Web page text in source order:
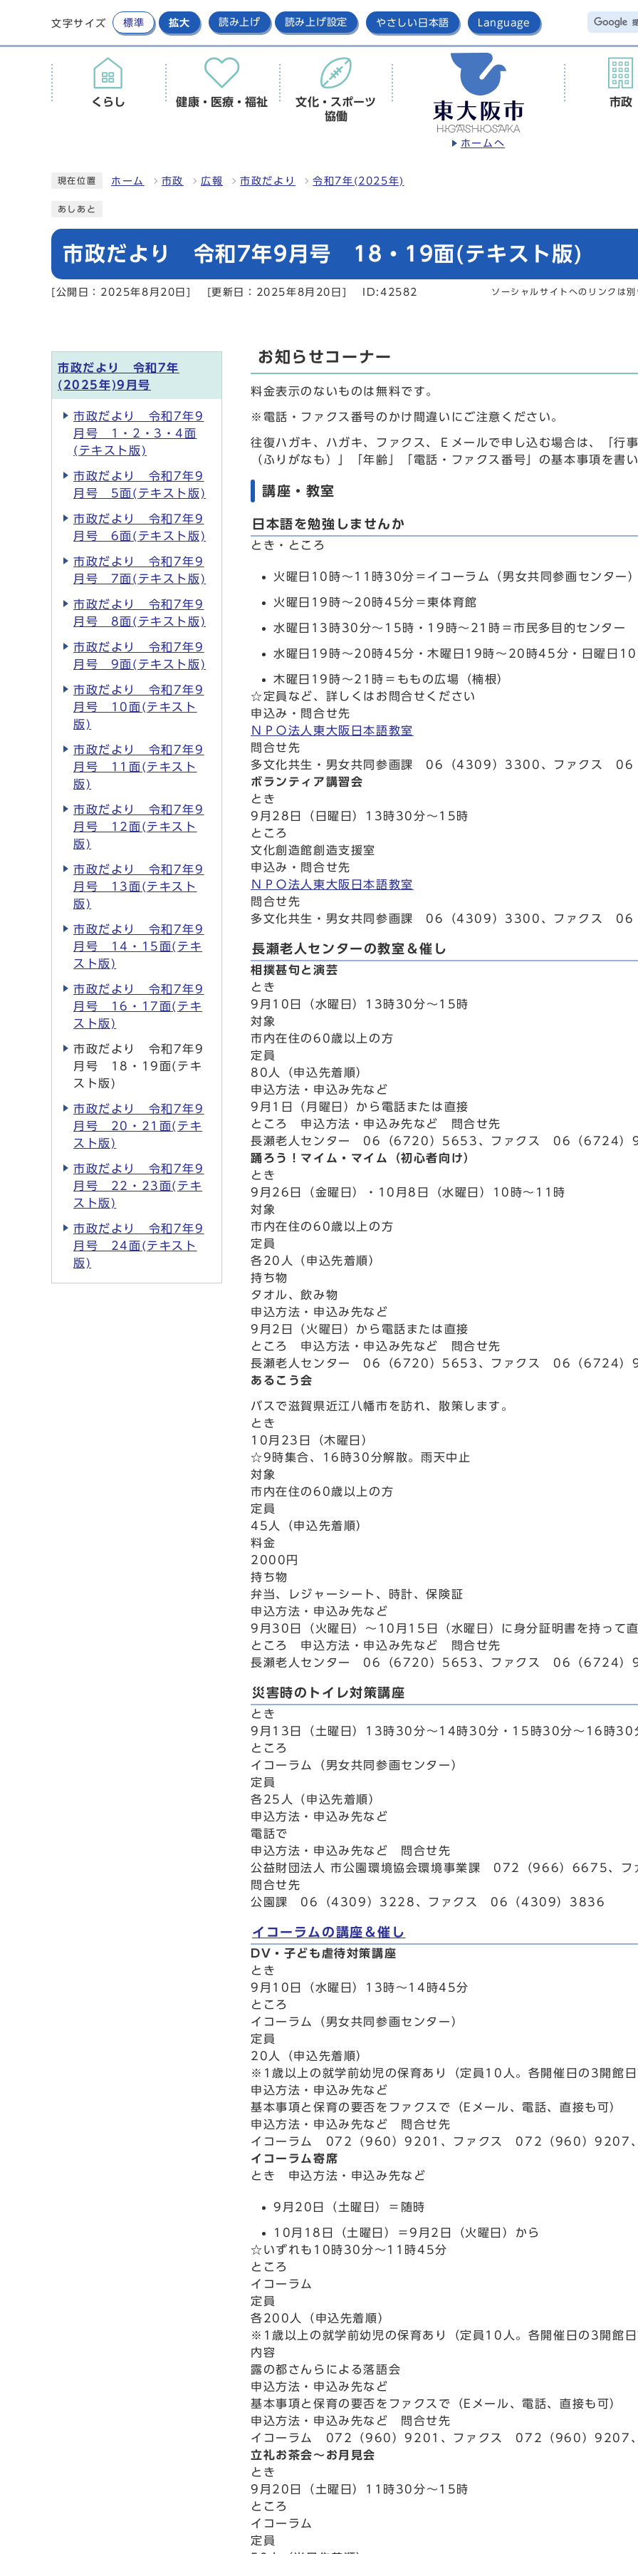
文字サイズ 標準 拡大 読み上げ 読み上げ設定 やさしい日本語 Language
ホームへ
くらし 健康・医療・福祉
文化・スポーツ
協働
市政
現在位置 ホーム 市政 広報 市政だより 令和7年(2025年)
あしあと
市政だより 令和7年9月号 18・19面(テキスト版)
[公開日：2025年8月20日] [更新日：2025年8月20日] ID:42582 ソーシャルサイトへのリンクは
お知らせコーナー
料金表示のないものは無料です。
※電話・ファクス番号のかけ間違いにご注意ください。
往復ハガキ、ハガキ、ファクス、Ｅメールで申し込む場合は、「行
（ふりがなも）」「年齢」「電話・ファクス番号」の基本事項を書
講座・教室
日本語を勉強しませんか
とき・ところ
火曜日10時～11時30分＝イコーラム（男女共同参画センター
火曜日19時～20時45分＝東体育館
水曜日13時30分～15時・19時～21時＝市民多目的センター
水曜日19時～20時45分・木曜日19時～20時45分・日曜日
木曜日19時～21時＝ももの広場（楠根）
☆定員など、詳しくはお問合せください
申込み・問合せ先
ＮＰＯ法人東大阪日本語教室
問合せ先
多文化共生・男女共同参画課 06（4309）3300、ファクス
ボランティア講習会
とき
9月28日（日曜日）13時30分～15時
ところ
文化創造館創造支援室
申込み・問合せ先
ＮＰＯ法人東大阪日本語教室
問合せ先
多文化共生・男女共同参画課 06（4309）3300、ファクス
長瀬老人センターの教室＆催し
相撲甚句と演芸
とき
9月10日（水曜日）13時30分～15時
対象
市内在住の60歳以上の方
定員
80人（申込先着順）
申込方法・申込み先など
9月1日（月曜日）から電話または直接
ところ 申込方法・申込み先など 問合せ先
長瀬老人センター 06（6720）5653、ファクス 06（6724
踊ろう！マイム・マイム（初心者向け）
とき
9月26日（金曜日）・10月8日（水曜日）10時～11時
対象
市内在住の60歳以上の方
定員
各20人（申込先着順）
持ち物
タオル、飲み物
申込方法・申込み先など
9月2日（火曜日）から電話または直接
ところ 申込方法・申込み先など 問合せ先
長瀬老人センター 06（6720）5653、ファクス 06（6724
あるこう会
バスで滋賀県近江八幡市を訪れ、散策します。
とき
10月23日（木曜日）
☆9時集合、16時30分解散。雨天中止
対象
市内在住の60歳以上の方
定員
45人（申込先着順）
料金
2000円
持ち物
弁当、レジャーシート、時計、保険証
申込方法・申込み先など
9月30日（火曜日）～10月15日（水曜日）に身分証明書を持って
ところ 申込方法・申込み先など 問合せ先
長瀬老人センター 06（6720）5653、ファクス 06（6724
災害時のトイレ対策講座
とき
9月13日（土曜日）13時30分～14時30分・15時30分～16時30
ところ
イコーラム（男女共同参画センター）
定員
各25人（申込先着順）
申込方法・申込み先など
電話で
申込方法・申込み先など 問合せ先
公益財団法人 市公園環境協会環境事業課 072（966）6675、
問合せ先
公園課 06（4309）3228、ファクス 06（4309）3836
イコーラムの講座＆催し
DV・子ども虐待対策講座
とき
9月10日（水曜日）13時～14時45分
ところ
イコーラム（男女共同参画センター）
定員
20人（申込先着順）
※1歳以上の就学前幼児の保育あり（定員10人。各開催日の3開館
申込方法・申込み先など
基本事項と保育の要否をファクスで（Eメール、電話、直接も可）
申込方法・申込み先など 問合せ先
イコーラム 072（960）9201、ファクス 072（960）9207
イコーラム寄席
とき 申込方法・申込み先など
9月20日（土曜日）＝随時
10月18日（土曜日）＝9月2日（火曜日）から
☆いずれも10時30分～11時45分
ところ
イコーラム
定員
各200人（申込先着順）
※1歳以上の就学前幼児の保育あり（定員10人。各開催日の3開館
内容
露の都さんらによる落語会
申込方法・申込み先など
基本事項と保育の要否をファクスで（Eメール、電話、直接も可）
申込方法・申込み先など 問合せ先
イコーラム 072（960）9201、ファクス 072（960）9207
立礼お茶会～お月見会
とき
9月20日（土曜日）11時30分～15時
ところ
イコーラム
定員
市政だより 令和7年
(2025年)9月号
市政だより 令和7年9
月号 1・2・3・4面
(テキスト版)
市政だより 令和7年9
月号 5面(テキスト版)
市政だより 令和7年9
月号 6面(テキスト版)
市政だより 令和7年9
月号 7面(テキスト版)
市政だより 令和7年9
月号 8面(テキスト版)
市政だより 令和7年9
月号 9面(テキスト版)
市政だより 令和7年9
月号 10面(テキスト
版)
市政だより 令和7年9
月号 11面(テキスト
版)
市政だより 令和7年9
月号 12面(テキスト
版)
市政だより 令和7年9
月号 13面(テキスト
版)
市政だより 令和7年9
月号 14・15面(テキ
スト版)
市政だより 令和7年9
月号 16・17面(テキ
スト版)
市政だより 令和7年9
月号 18・19面(テキ
スト版)
市政だより 令和7年9
月号 20・21面(テキ
スト版)
市政だより 令和7年9
月号 22・23面(テキ
スト版)
市政だより 令和7年9
月号 24面(テキスト
版)